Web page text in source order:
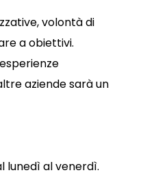
volontà di
a obiettivi.
aziende sarà un
lunedì al venerdì.